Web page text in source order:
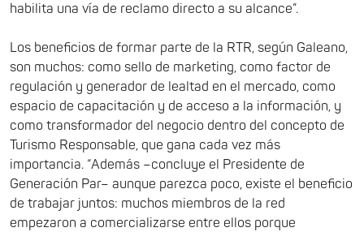
habilita una vía de reclamo directo a su alcance”.
Los beneficios de formar parte de la RTR, según Galeano,
son muchos: como sello de marketing, como factor de
regulación y generador de lealtad en el mercado, como
espacio de capacitación y de acceso a la información, y
como transformador del negocio dentro del concepto de
Turismo Responsable, que gana cada vez más
importancia. “Además –concluye el Presidente de
Generación Par– aunque parezca poco, existe el beneficio
de trabajar juntos: muchos miembros de la red
empezaron a comercializarse entre ellos porque